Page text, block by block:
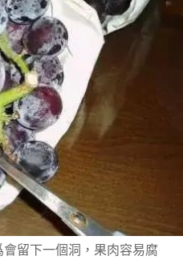
留下一個洞，果肉容易腐